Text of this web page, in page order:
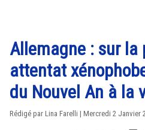
Allemagne : sur la
attentat
du Nouvel An à la
Rédigé par Lina Farelli | Mercredi 2 Janvier